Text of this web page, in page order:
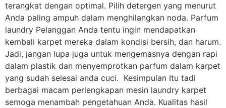
terangkat dengan optimal. Pilih detergen yang menurut
Anda paling ampuh dalam menghilangkan noda. Parfum
laundry Pelanggan Anda tentu ingin mendapatkan
kembali karpet mereka dalam kondisi bersih, dan harum.
Jadi, jangan lupa juga untuk mengemasnya dengan rapi
dalam plastik dan menyemprotkan parfum dalam karpet
yang sudah selesai anda cuci. Kesimpulan Itu tadi
berbagai macam perlengkapan mesin laundry karpet
semoga menambah pengetahuan Anda. Kualitas hasil